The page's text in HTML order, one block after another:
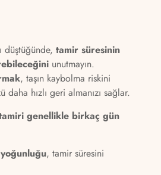
düştüğünde, tamir süresinin
unutmayın.
, taşın kaybolma riskini
daha hızlı geri almanızı sağlar.
genellikle birkaç gün
, tamir süresini